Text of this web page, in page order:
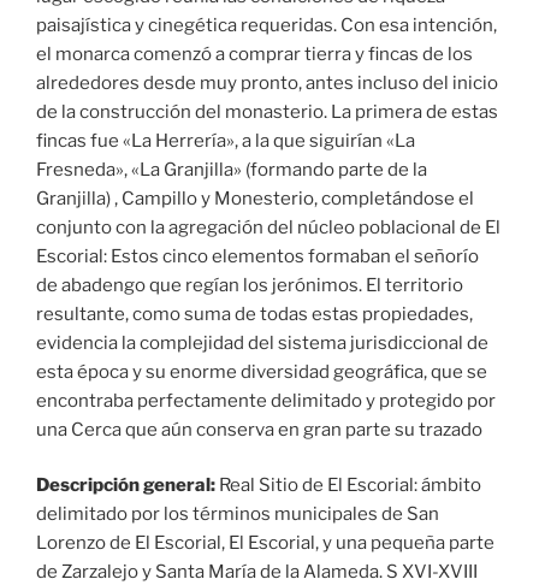
paisajística y cinegética requeridas. Con esa intención,
el monarca comenzó a comprar tierra y fincas de los
alrededores desde muy pronto, antes incluso del inicio
de la construcción del monasterio. La primera de estas
fincas fue «La Herrería», a la que siguirían «La
Fresneda», «La Granjilla» (formando parte de la
Granjilla) , Campillo y Monesterio, completándose el
conjunto con la agregación del núcleo poblacional de El
Escorial: Estos cinco elementos formaban el señorío
de abadengo que regían los jerónimos. El territorio
resultante, como suma de todas estas propiedades,
evidencia la complejidad del sistema jurisdiccional de
esta época y su enorme diversidad geográfica, que se
encontraba perfectamente delimitado y protegido por
una Cerca que aún conserva en gran parte su trazado
Descripción general: Real Sitio de El Escorial: ámbito
delimitado por los términos municipales de San
Lorenzo de El Escorial, El Escorial, y una pequeña parte
de Zarzalejo y Santa María de la Alameda. S XVI-XVIII